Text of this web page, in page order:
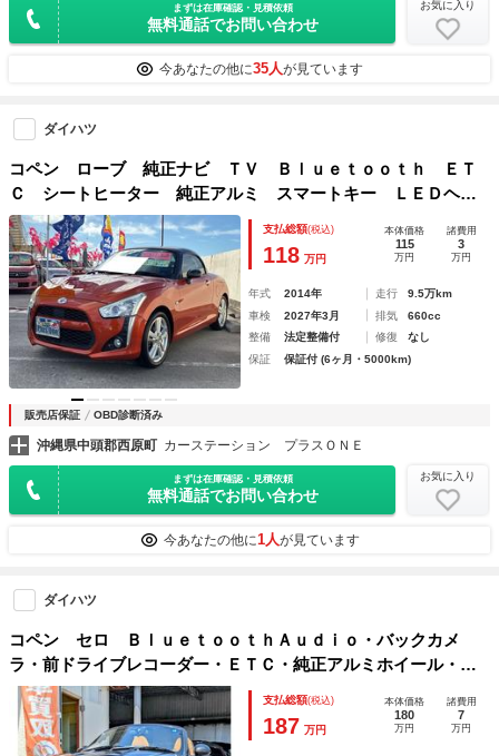
まずは在庫確認・見積依頼
無料通話でお問い合わせ
お気に入り
今あなたの他に35人が見ています
ダイハツ
コペン ローブ 純正ナビ ＴＶ Ｂｌｕｅｔｏｏｔｈ ＥＴ
Ｃ シートヒーター 純正アルミ スマートキー ＬＥＤヘッ
ドライト 衝突安全ボディ
支払総額(税込)
118 万円
本体価格
115
万円
諸費用
3
万円
年式 2014年 走行
9.5万km
車検
2027年3月 排気
660cc
整備
法定整備付 修復
なし
保証
保証付 (6ヶ月・5000km)
販売店保証 OBD診断済み
沖縄県中頭郡西原町 カーステーション プラスＯＮＥ
まずは在庫確認・見積依頼
無料通話でお問い合わせ
お気に入り
今あなたの他に1人が見ています
ダイハツ
コペン セロ ＢｌｕｅｔｏｏｔｈＡｕｄｉｏ・バックカメ
ラ・前ドライブレコーダー・ＥＴＣ・純正アルミホイール・シ
ートヒーター・レザーシート・純正ナビ・ラジオ・テレビ・Ｃ
Ｄ・ＤＶＤ・スマートキー・キーレスエントリー
支払総額(税込)
187 万円
本体価格
180
万円
諸費用
7
万円